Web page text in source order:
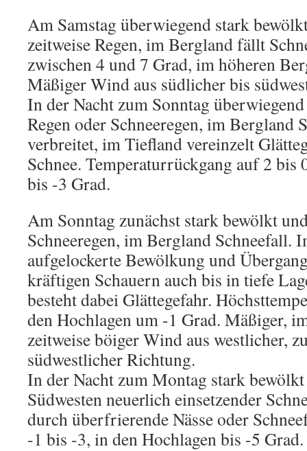
Am Samstag überwiegend stark
zeitweise Regen, im Bergland fällt
zwischen 4 und 7 Grad, im höheren
Mäßiger Wind aus südlicher bis
In der Nacht zum Sonntag
Regen oder Schneeregen, im Bergland
verbreitet, im Tiefland vereinzelt
Schnee. Temperaturrückgang auf 2 bis
bis -3 Grad.
Am Sonntag zunächst stark bewölkt
Schneeregen, im Bergland Schneefall.
aufgelockerte Bewölkung und
kräftigen Schauern auch bis in tiefe
besteht dabei Glättegefahr.
den Hochlagen um -1 Grad. Mäßiger,
zeitweise böiger Wind aus westlicher,
südwestlicher Richtung.
In der Nacht zum Montag stark
Südwesten neuerlich einsetzender
durch überfrierende Nässe oder
-1 bis -3, in den Hochlagen bis -5 Grad.